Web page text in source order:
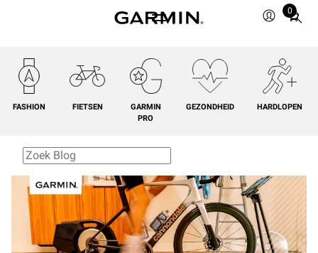
0
Total
cart:
0
FASHION FIETSEN
GARMIN
PRO
GEZONDHEID HARDLOPEN